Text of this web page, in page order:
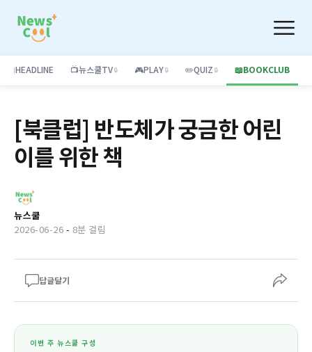
📰HEADLINE 📺뉴스쿨TV🔒 🎮PLAY🔒 ✏️QUIZ 🔒 📖BOOKCLUB
[북클럽] 반도체가 궁금한 어린
이를 위한 책
뉴스쿨
2026-06-26 - 8분 걸림
답글달기
이번 주 뉴스쿨 구성